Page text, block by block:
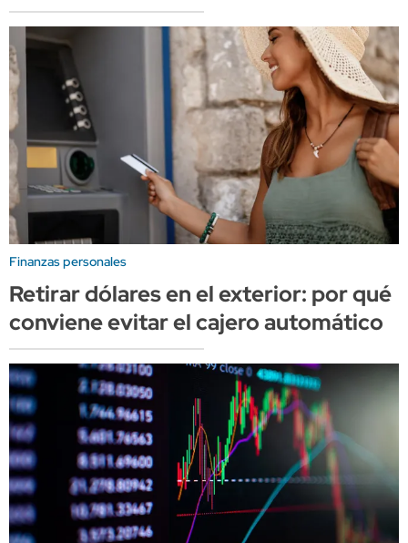
Finanzas personales
Retirar dólares en el exterior: por qué
conviene evitar el cajero automático